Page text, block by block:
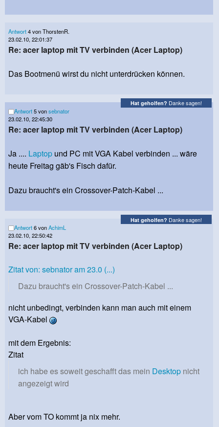
Antwort4 von ThorstenR.
23.02.10, 22:01:37
Re: acer laptop mit TV verbinden (Acer Laptop)
Das Bootmenü wirst du nicht unterdrücken können.
Hat geholfen? Danke sagen!
Antwort5 vonsebnator
23.02.10, 22:45:30
Re: acer laptop mit TV verbinden (Acer Laptop)
Ja .... Laptop und PC mit VGA Kabel verbinden ... wäre
heute Freitag gäb's Fisch dafür.
Dazu braucht's ein Crossover-Patch-Kabel ...
Hat geholfen? Danke sagen!
Antwort6 vonAchimL
23.02.10, 22:50:42
Re: acer laptop mit TV verbinden (Acer Laptop)
Zitat von: sebnator am 23.0 (...)
Dazu braucht's ein Crossover-Patch-Kabel ...
nicht unbedingt, verbinden kann man auch mit einem
VGA-Kabel
mit dem Ergebnis:
Zitat
ich habe es soweit geschafft das mein Desktop nicht
angezeigt wird
Aber vom TO kommt ja nix mehr.